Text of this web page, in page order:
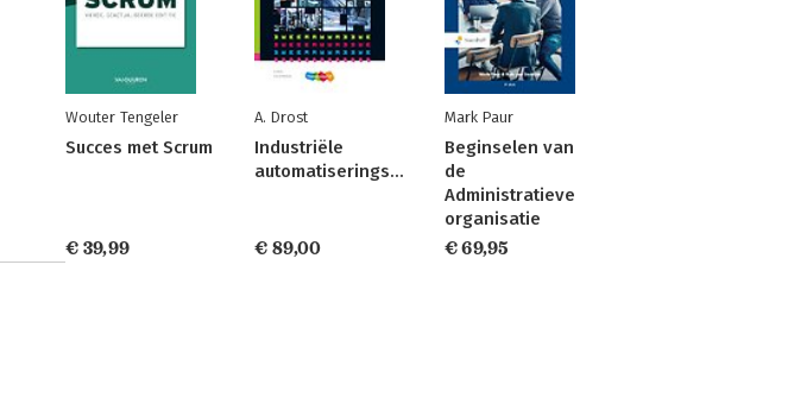
Wouter Tengeler
Succes met Scrum
€ 39,99
A. Drost
Industriële
automatiseringstechnieken
€ 89,00
Mark Paur
Beginselen van
de
Administratieve
organisatie
€ 69,95